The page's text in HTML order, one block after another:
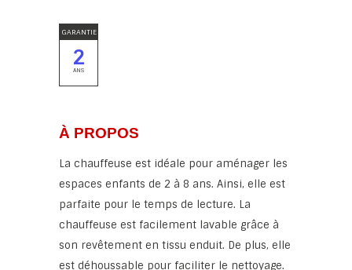
GARANTIE
2
ANS
À PROPOS
La chauffeuse est idéale pour aménager les
espaces enfants de 2 à 8 ans. Ainsi, elle est
parfaite pour le temps de lecture. La
chauffeuse est facilement lavable grâce à
son revêtement en tissu enduit. De plus, elle
est déhoussable pour faciliter le nettoyage.